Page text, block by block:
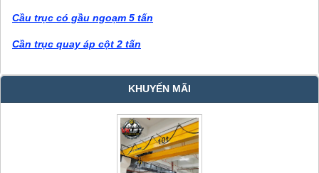
Cầu trục có gầu ngoạm 5 tấn
Cần trục quay áp cột 2 tấn
KHUYẾN MÃI